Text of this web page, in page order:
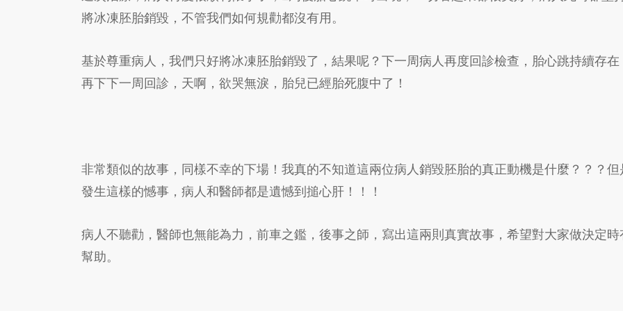
將冰凍胚胎銷毀，不管我們如何規勸都沒有用。
基於尊重病人，我們只好將冰凍胚胎銷毀了，結果呢？下一周病人再度回診檢查，胎心跳持續存在
再下下一周回診，天啊，欲哭無淚，胎兒已經胎死腹中了！
非常類似的故事，同樣不幸的下場！我真的不知道這兩位病人銷毀胚胎的真正動機是什麼？？？但
發生這樣的憾事，病人和醫師都是遺憾到搥心肝！！！
病人不聽勸，醫師也無能為力，前車之鑑，後事之師，寫出這兩則真實故事，希望對大家做決定時
幫助。